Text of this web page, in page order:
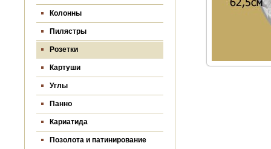
Колонны
Пилястры
Розетки
Картуши
Углы
Панно
Кариатида
Позолота и патинирование